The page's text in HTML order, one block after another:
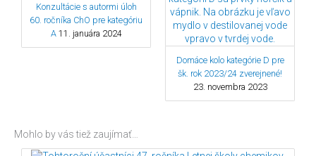
Konzultácie s autormi úloh
60. ročníka ChO pre kategóriu
A 11. januára 2024
Domáce kolo kategórie D pre
šk. rok 2023/24 zverejnené!
23. novembra 2023
Mohlo by vás tiež zaujímať…